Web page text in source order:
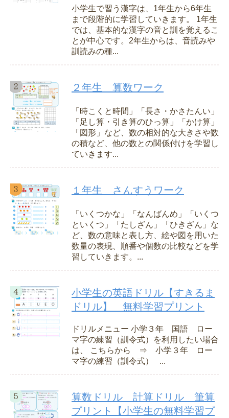
小学生で習う漢字は、1年生から6年生
まで段階的に学習していきます。 1年生
では、基本的な漢字の音と訓を覚えるこ
とが中心です。2年生からは、音読みや
訓読みの種...
２年生 算数ワーク
「時こくと時間」「長さ・かさたんい」
「足し算・引き算のひっ算」「かけ算」
「図形」など、数の相対的な大きさや数
の積など、他の数との関係付けを学習し
ていきます...
１年生 さんすうワーク
「いくつかな」「なんばんめ」「いくつ
といくつ」「たしざん」「ひきざん」な
ど、数の意味と表し方、絵や図を用いた
数量の表現、順番や個数の比較などを学
習していきます。...
小学生の英語ドリル【すきるま
ドリル】 無料学習プリント
ドリルメニュー 小学３年 国語 ロー
マ字の練習（訓令式）を利用したい場合
は、 こちらから ⇒ 小学３年 ロー
マ字の練習（訓令式） ...
算数ドリル 計算ドリル 筆算
プリント【小学生の無料学習プ